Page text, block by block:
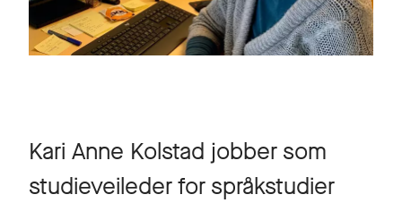
Kari Anne Kolstad jobber som
studieveileder for språkstudier